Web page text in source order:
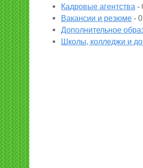
Кадровые агентства -
Вакансии и резюме - 0
Дополнительное
Школы, колледжи и